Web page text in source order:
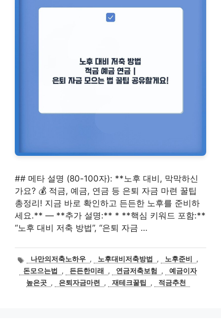
## 메타 설명 (80-100자): **노후 대비, 막막하신
가요? 💰 적금, 예금, 연금 등 은퇴 자금 마련 꿀팁
총정리! 지금 바로 확인하고 든든한 노후를 준비하
세요.** — **추가 설명:** * **핵심 키워드 포함:**
“노후 대비 저축 방법”, “은퇴 자금 …
태
그
나만의저축노하우 , 노후대비저축방법 , 노후준비
,
돈모으는법
, 든든한미래 , 연금저축보험 ,
예금이자
높은곳 , 은퇴자금마련 , 재테크꿀팁 , 적금추천